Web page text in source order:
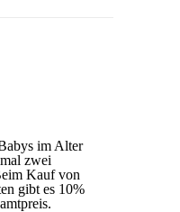
im Alter
zwei
Kauf von
gibt es 10%